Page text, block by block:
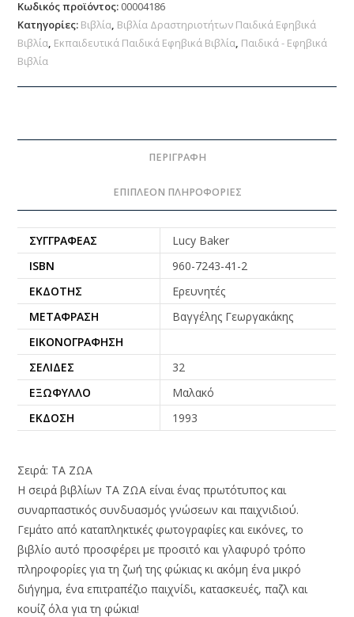
Κωδικός προϊόντος: 00004186
Κατηγορίες: Βιβλία, Βιβλία Δραστηριοτήτων Παιδικά Εφηβικά
Βιβλία, Εκπαιδευτικά Παιδικά Εφηβικά Βιβλία, Παιδικά - Εφηβικά
Βιβλία
ΠΕΡΙΓΡΑΦΉ
ΕΠΙΠΛΈΟΝ ΠΛΗΡΟΦΟΡΊΕΣ
ΣΥΓΓΡΑΦΈΑΣ
Lucy Baker
ISBN
960-7243-41-2
ΕΚΔΌΤΗΣ
Ερευνητές
ΜΕΤΆΦΡΑΣΗ
Βαγγέλης Γεωργακάκης
ΕΙΚΟΝΟΓΡΆΦΗΣΗ
ΣΕΛΊΔΕΣ
32
ΕΞΏΦΥΛΛΟ
Μαλακό
ΈΚΔΟΣΗ
1993
Σειρά: ΤΑ ΖΩΑ
Η σειρά βιβλίων ΤΑ ΖΩΑ είναι ένας πρωτότυπος και
συναρπαστικός συνδυασμός γνώσεων και παιχνιδιού.
Γεμάτο από καταπληκτικές φωτογραφίες και εικόνες, το
βιβλίο αυτό προσφέρει με προσιτό και γλαφυρό τρόπο
πληροφορίες για τη ζωή της φώκιας κι ακόμη ένα μικρό
διήγημα, ένα επιτραπέζιο παιχνίδι, κατασκευές, παζλ και
κουίζ όλα για τη φώκια!